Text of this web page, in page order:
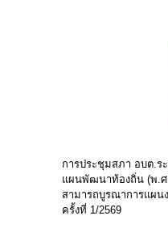
การประชุมสภา อบต.ร
แผนพัฒนาท้องถิ่น (พ.ศ
สามารถบูรณาการแผน
ครั้งที่ 1/2569